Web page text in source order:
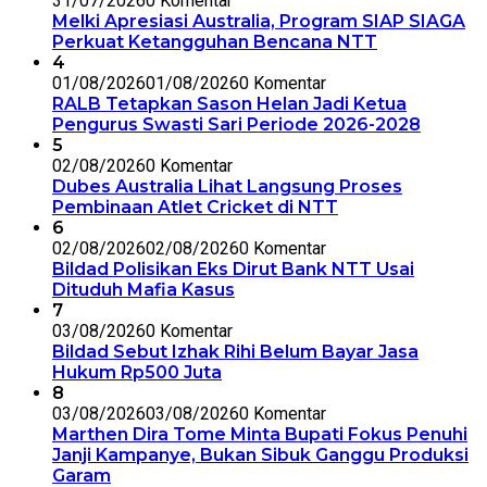
Melki Apresiasi Australia, Program SIAP SIAGA
Perkuat Ketangguhan Bencana NTT
4
01/08/202601/08/20260 Komentar
RALB Tetapkan Sason Helan Jadi Ketua
Pengurus Swasti Sari Periode 2026-2028
5
02/08/20260 Komentar
Dubes Australia Lihat Langsung Proses
Pembinaan Atlet Cricket di NTT
6
02/08/202602/08/20260 Komentar
Bildad Polisikan Eks Dirut Bank NTT Usai
Dituduh Mafia Kasus
7
03/08/20260 Komentar
Bildad Sebut Izhak Rihi Belum Bayar Jasa
Hukum Rp500 Juta
8
03/08/202603/08/20260 Komentar
Marthen Dira Tome Minta Bupati Fokus Penuhi
Janji Kampanye, Bukan Sibuk Ganggu Produksi
Garam